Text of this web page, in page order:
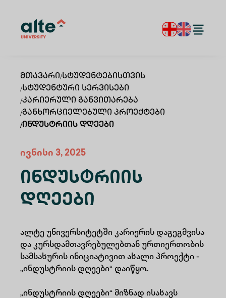
Მთავარი/Სტუდენტებისთვის
/Სტუდენტური Სერვისები
/Კარიერული Განვითარება
/Განხორციელებული Პროექტები
/Ინდუსტრიის Დღეები
ივნისი 3, 2025
Ინდუსტრიის
Დღეები
ალტე უნივერსიტეტში კარიერის დაგეგმვისა
და კურსდამთავრებულებთან ურთიერთობის
სამსახურის ინიციატივით ახალი პროექტი -
„ინდუსტრიის დღეები“ დაიწყო.
„ინდუსტრიის დღეები“ მიზნად ისახავს